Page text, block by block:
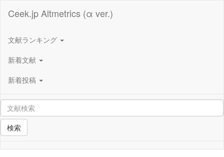
Ceek.jp Altmetrics (α ver.)
文献ランキング
新着文献
新着投稿
検索